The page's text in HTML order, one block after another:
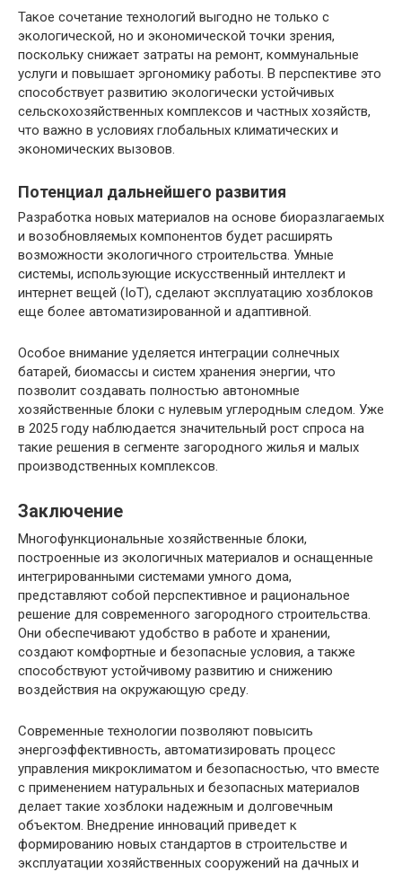
Такое сочетание технологий выгодно не только с
экологической, но и экономической точки зрения,
поскольку снижает затраты на ремонт, коммунальные
услуги и повышает эргономику работы. В перспективе это
способствует развитию экологически устойчивых
сельскохозяйственных комплексов и частных хозяйств,
что важно в условиях глобальных климатических и
экономических вызовов.
Потенциал дальнейшего развития
Разработка новых материалов на основе биоразлагаемых
и возобновляемых компонентов будет расширять
возможности экологичного строительства. Умные
системы, использующие искусственный интеллект и
интернет вещей (IoT), сделают эксплуатацию хозблоков
еще более автоматизированной и адаптивной.
Особое внимание уделяется интеграции солнечных
батарей, биомассы и систем хранения энергии, что
позволит создавать полностью автономные
хозяйственные блоки с нулевым углеродным следом. Уже
в 2025 году наблюдается значительный рост спроса на
такие решения в сегменте загородного жилья и малых
производственных комплексов.
Заключение
Многофункциональные хозяйственные блоки,
построенные из экологичных материалов и оснащенные
интегрированными системами умного дома,
представляют собой перспективное и рациональное
решение для современного загородного строительства.
Они обеспечивают удобство в работе и хранении,
создают комфортные и безопасные условия, а также
способствуют устойчивому развитию и снижению
воздействия на окружающую среду.
Современные технологии позволяют повысить
энергоэффективность, автоматизировать процесс
управления микроклиматом и безопасностью, что вместе
с применением натуральных и безопасных материалов
делает такие хозблоки надежным и долговечным
объектом. Внедрение инноваций приведет к
формированию новых стандартов в строительстве и
эксплуатации хозяйственных сооружений на дачных и